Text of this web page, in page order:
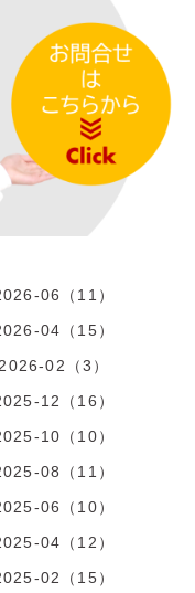
06（11）
04（15）
2026-02（3）
12（16）
10（10）
08（11）
06（10）
04（12）
02（15）